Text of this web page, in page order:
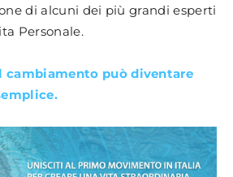
di alcuni dei più grandi esperti
Personale.
cambiamento può diventare